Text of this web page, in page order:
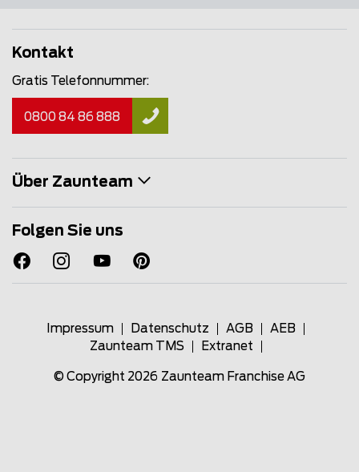
Kontakt
Gratis Telefonnummer:
0800 84 86 888
Über Zaunteam
Folgen Sie uns
Impressum Datenschutz AGB
AEB
Zaunteam TMS
Extranet
© Copyright 2026 Zaunteam Franchise AG